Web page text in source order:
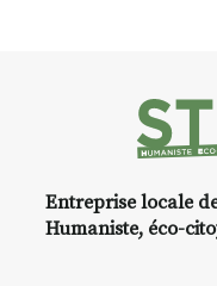
Entreprise locale
Humaniste, éco-